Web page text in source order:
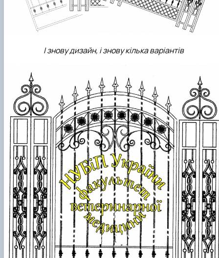
І знову дизайн, і знову кілька варіантів